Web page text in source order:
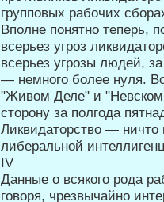
групповых рабочих
Вполне понятно теперь,
всерьез угроз
всерьез угрозы людей,
— немного более нуля.
"Живом Деле" и "Невском
сторону за полгода
Ликвидаторство — ничто
либеральной
IV
Данные о всякого рода
говоря, чрезвычайно